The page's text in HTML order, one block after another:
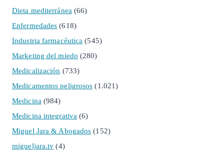
Dieta mediterránea (66)
Enfermedades (618)
Industria farmacéutica (545)
Marketing del miedo (280)
Medicalización (733)
Medicamentos peligrosos (1.021)
Medicina (984)
Medicina integrativa (6)
Miguel Jara & Abogados (152)
migueljara.tv (4)